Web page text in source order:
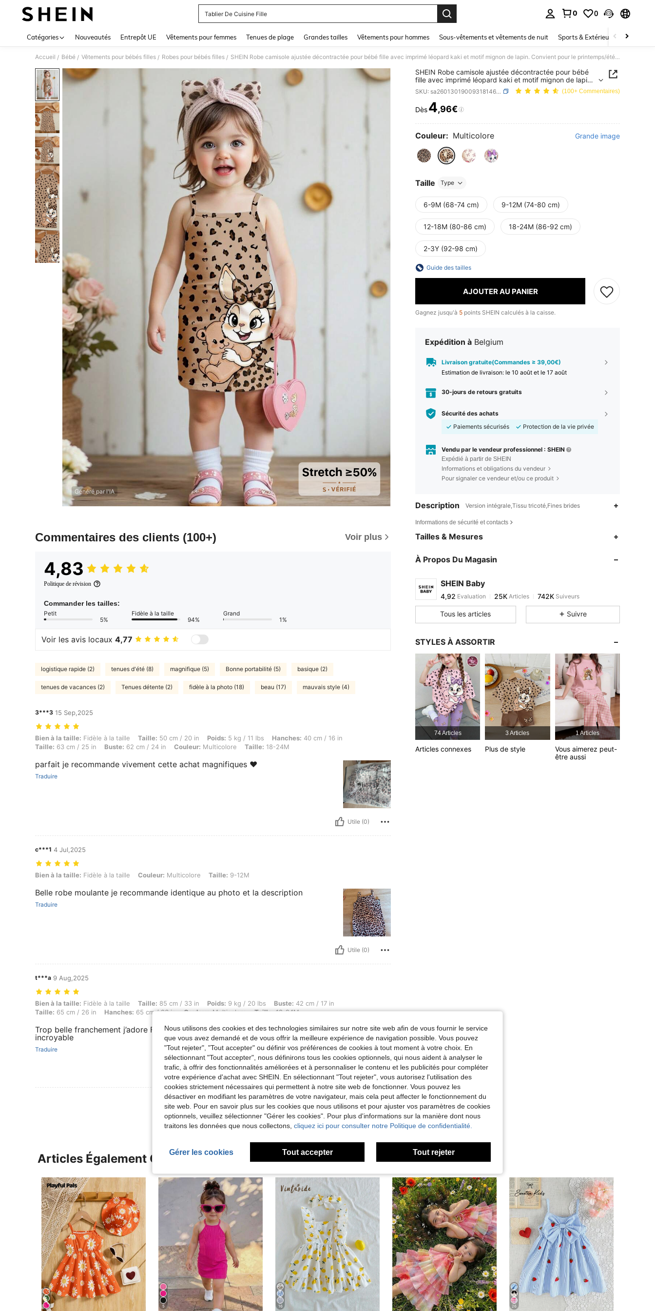
Tablier De Cuisine Fille
0 0
Catégories Nouveautés Entrepôt UE Vêtements pour femmes Tenues de plage Grandes tailles Vêtements pour hommes Sous-vêtements et vêtements de nuit Sports & Extérieur Enfants
Accueil / Bébé / Vêtements pour bébés filles / Robes pour bébés filles / SHEIN Robe camisole ajustée décontractée pour bébé fille avec imprimé léopard kaki et motif mignon de lapin. Convient pour le printemps/été, usage quotidien, à la maison, en extérieur, à la ferme, pour un pique-nique, les vacances
Généré par l'IA
Commentaires des clients (100+) Voir plus
4,83
Politique de révision
Commander les tailles:
Petit
5%
Fidèle à la taille
94%
Grand
1%
Voir les avis locaux 4,77
logistique rapide (2) tenues d'été (8) magnifique (5) Bonne portabilité (5) basique (2)
tenues de vacances (2) Tenues détente (2) fidèle à la photo (18) beau (17) mauvais style (4)
3***3 15 Sep,2025
Bien à la taille: Fidèle à la taille, Taille: 50 cm / 20 in, Poids: 5 kg / 11 lbs, Hanches: 40 cm / 16 in, Taille: 63 cm / 25 in, Buste: 62 cm / 24 in, Couleur: Multicolore, Taille: 18-24M
Bien à la taille: Fidèle à la taille Taille: 50 cm / 20 in Poids: 5 kg / 11 lbs Hanches: 40 cm / 16 in
Taille: 63 cm / 25 in Buste: 62 cm / 24 in Couleur: Multicolore Taille: 18-24M
parfait je recommande vivement cette achat magnifiques ❤️
Traduire
Utile (0)
c***1 4 Jul,2025
Bien à la taille: Fidèle à la taille, Couleur: Multicolore, Taille: 9-12M
Bien à la taille: Fidèle à la taille Couleur: Multicolore Taille: 9-12M
Belle robe moulante je recommande identique au photo et la description
Traduire
Utile (0)
t***a 9 Aug,2025
Bien à la taille: Fidèle à la taille, Taille: 85 cm / 33 in, Poids: 9 kg / 20 lbs, Buste: 42 cm / 17 in, Taille: 65 cm / 26 in, Hanches: 65 cm / 26 in, Couleur: Multicolore, Taille: 18-24M
Bien à la taille: Fidèle à la taille Taille: 85 cm / 33 in Poids: 9 kg / 20 lbs Buste: 42 cm / 17 in
Taille: 65 cm / 26 in Hanches: 65 cm / 26 in Couleur:Multicolore Taille:18-24M
Trop belle franchement j’adore Fidel à la taille de ma fille elle est incroyable j’adore la qualité et
incroyable
Traduire
Utile (0)
Voir Plus D'avis
SHEIN Robe camisole ajustée décontractée pour bébé
fille avec imprimé léopard kaki et motif mignon de lapin.
Convient pour le printemps/été, usage quotidien, à la
maison, en extérieur, à la ferme, pour un pique-nique, les
vacances
SKU: sa260130190093181463580 (100+ Commentaires)
PRICE AND AVAILABILITY
Dès4,96€
Couleur: Multicolore Grande image
Taille Type
6-9M (68-74 cm) 9-12M (74-80 cm)
12-18M (80-86 cm) 18-24M (86-92 cm)
2-3Y (92-98 cm)
Guide des tailles
AJOUTER AU PANIER
Gagnez jusqu'à 5 points SHEIN calculés à la caisse.
Expédition à Belgium
Livraison gratuite(Commandes ≥ 39,00€)
Estimation de livraison: le 10 août et le 17 août
30-jours de retours gratuits
Sécurité des achats
Paiements sécurisés
Protection de la vie privée
Vendu par le vendeur professionnel : SHEIN
Expédié à partir de SHEIN
Informations et obligations du vendeur
Pour signaler ce vendeur et/ou ce produit
Description Version intégrale,Tissu tricoté,Fines brides
Informations de sécurité et contacts
Tailles & Mesures
À Propos Du Magasin
SHEIN Baby
4,92
25K
4,92 Evaluation
k***7est en train de naviguer
4,92
4,92
25K
4,92
25K 742K
Tous les articles Suivre
STYLES À ASSORTIR
74 Articles
Articles connexes
3 Articles
Plus de style
1 Articles
Vous aimerez peut-
être aussi
Articles Également Consultés
5 16 26
Nous utilisons des cookies et des technologies similaires sur notre site web afin de vous fournir le service
que vous avez demandé et de vous offrir la meilleure expérience de navigation possible. Vous pouvez
"Tout rejeter", "Tout accepter" ou définir vos préférences de cookies à tout moment à votre choix. En
sélectionnant "Tout accepter", nous définirons tous les cookies optionnels, qui nous aident à analyser le
trafic, à offrir des fonctionnalités améliorées et à personnaliser le contenu et les publicités pour compléter
votre expérience d'achat avec SHEIN. En sélectionnant "Tout rejeter", vous autorisez l'utilisation des
cookies strictement nécessaires qui permettent à notre site web de fonctionner. Vous pouvez les
désactiver en modifiant les paramètres de votre navigateur, mais cela peut affecter le fonctionnement du
site web. Pour en savoir plus sur les cookies que nous utilisons et pour ajuster vos paramètres de cookies
optionnels, veuillez sélectionner "Gérer les cookies". Pour plus d'informations sur la manière dont nous
traitons les données que nous collectons, cliquez ici pour consulter notre Politique de confidentialité.
Gérer les cookies Tout accepter Tout rejeter